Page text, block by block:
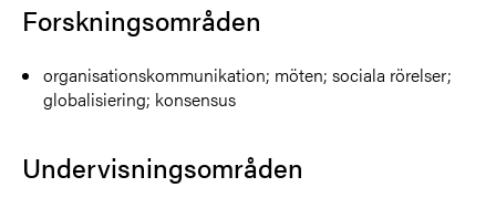
Forskningsområden
organisationskommunikation; möten; sociala rörelser;
globalisiering; konsensus
Undervisningsområden